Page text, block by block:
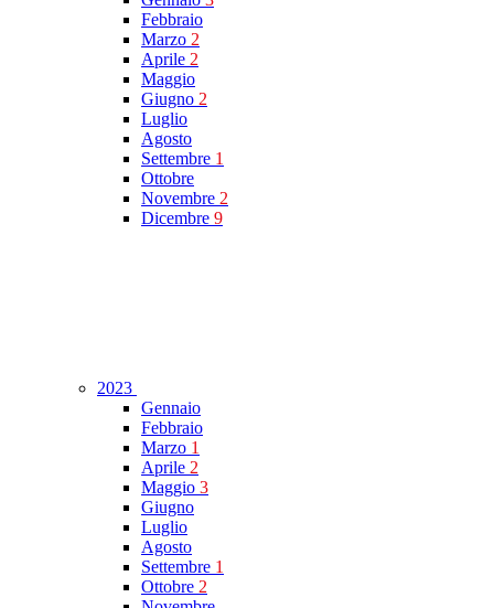
Febbraio
Marzo 2
Aprile 2
Maggio
Giugno 2
Luglio
Agosto
Settembre 1
Ottobre
Novembre 2
Dicembre 9
2023
Gennaio
Febbraio
Marzo 1
Aprile 2
Maggio 3
Giugno
Luglio
Agosto
Settembre 1
Ottobre 2